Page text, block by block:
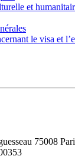
et
le visa et
75008